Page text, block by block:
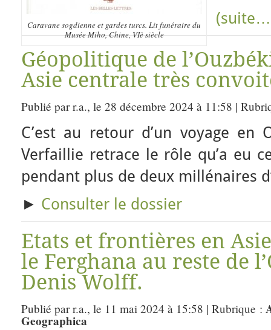
Caravane sogdienne et gardes turcs. Lit funéraire du
Musée Miho, Chine, VIè siècle
Géopolitique de
Asie centrale très
Publié par r.a., le 28 décembre 2024 à 11:58 |
C’est au retour d’un voyage en
Verfaillie retrace le rôle qu’a eu
pendant plus de deux millénaires
► Consulter le dossier
Etats et frontières en
le Ferghana au reste de
Denis Wolff.
Publié par r.a., le 11 mai 2024 à 15:58 | Rubrique :
Geographica